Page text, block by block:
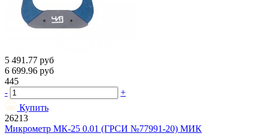
5 491.77 руб
6 699.96 руб
445
-
+
Купить
26213
Микрометр МК-25 0.01 (ГРСИ №77991-20) МИК